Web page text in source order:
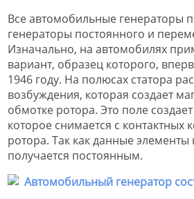
Все автомобильные генераторы
генераторы постоянного и
Изначально, на автомобилях
вариант, образец которого,
1946 году. На полюсах статора
возбуждения, которая создает
обмотке ротора. Это поле
которое снимается с контактных
ротора. Так как данные
получается постоянным.